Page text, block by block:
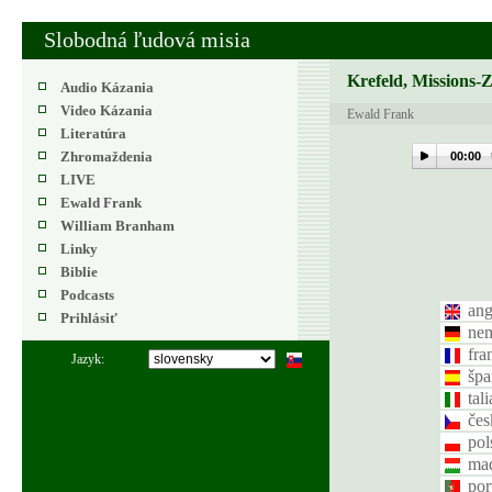
Slobodná ľudová misia
Audio Kázania
Video Kázania
Literatúra
Zhromaždenia
LIVE
Ewald Frank
William Branham
Linky
Biblie
Podcasts
Prihlásiť
Jazyk:
Krefeld, Missions-
Ewald Frank
00:00